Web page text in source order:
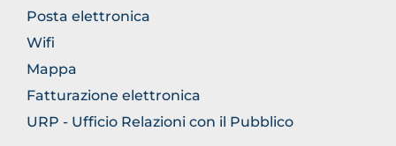
Posta elettronica
Wifi
Mappa
Fatturazione elettronica
URP - Ufficio Relazioni con il Pubblico